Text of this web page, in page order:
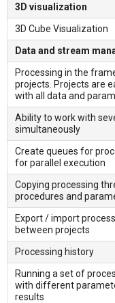
3D visualization
3D Cube Visualization
Data and stream
Processing in the
projects. Projects are
with all data and
Ability to work with
simultaneously
Create queues for
for parallel execution
Copying processing
procedures and
Export / import
between projects
Processing history
Running a set of
with different
results